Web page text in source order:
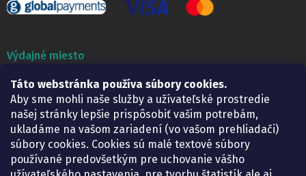
Táto webstránka používa súbory cookies.
Aby sme mohli naše služby a užívateľské prostredie
našej stránky lepšie prispôsobiť vašim potrebám,
ukladáme na vašom zariadení (vo vašom prehliadači)
súbory cookies. Cookies sú malé textové súbory
používané predovšetkým pre uchovanie vášho
Výdajné miesto
Lekáreň ADONAI
Košice – Smetanova 2
Pondelok:
07.30 – 15.30 h.
Utorok:
07.30 – 16.00 h.
Streda:
07.30 – 16.00 h.
Štvrtok:
07.30 – 15.30 h.
Piatok:
07.30 – 15.30 h.